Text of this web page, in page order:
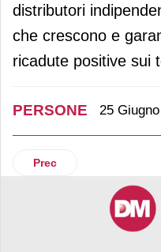
distributori
che crescono e
ricadute positive sui
PERSONE 25
Articolo precedente:
Prec